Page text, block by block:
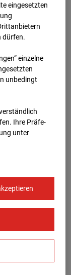
eingesetzten
dürfen.
einzelne
unbedingt
Ihre Prä­fe­
unter